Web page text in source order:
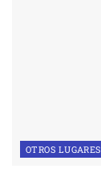
OTROS LUGARES